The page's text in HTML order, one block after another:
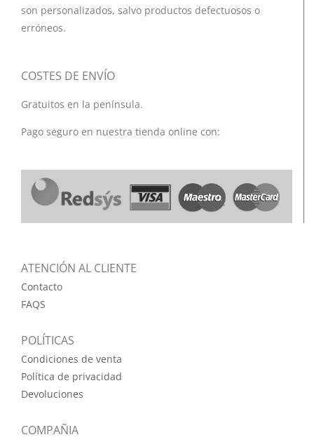
son personalizados, salvo productos defectuosos o
erróneos.
COSTES DE ENVÍO
Gratuitos en la península.
Pago seguro en nuestra tienda online con:
ATENCIÓN AL CLIENTE
Contacto
FAQS
POLÍTICAS
Condiciones de venta
Política de privacidad
Devoluciones
COMPAÑIA